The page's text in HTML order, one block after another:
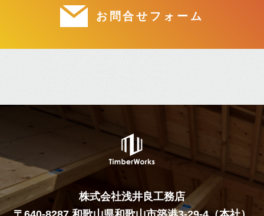
お問合せフォーム
株式会社浅井良工務店